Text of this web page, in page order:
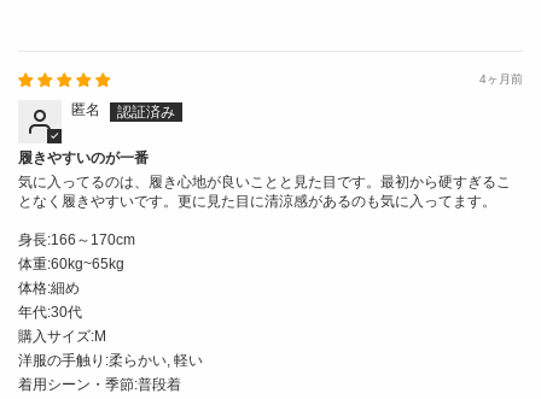
4ヶ月前
匿名
履きやすいのが一番
気に入ってるのは、履き心地が良いことと見た目です。最初から硬すぎるこ
となく履きやすいです。更に見た目に清涼感があるのも気に入ってます。
身長:166～170cm
体重:60kg~65kg
体格:細め
年代:30代
購入サイズ:M
洋服の手触り:柔らかい, 軽い
着用シーン・季節:普段着